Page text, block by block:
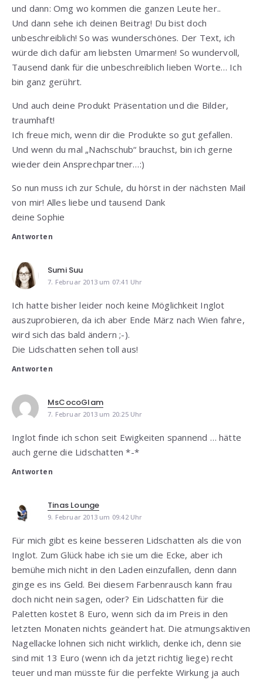
und dann: Omg wo kommen die ganzen Leute her..
Und dann sehe ich deinen Beitrag! Du bist doch
unbeschreiblich! So was wunderschönes. Der Text, ich
würde dich dafür am liebsten Umarmen! So wundervoll,
Tausend dank für die unbeschreiblich lieben Worte… Ich
bin ganz gerührt.
Und auch deine Produkt Präsentation und die Bilder,
traumhaft!
Ich freue mich, wenn dir die Produkte so gut gefallen.
Und wenn du mal „Nachschub“ brauchst, bin ich gerne
wieder dein Ansprechpartner…:)
So nun muss ich zur Schule, du hörst in der nächsten Mail
von mir! Alles liebe und tausend Dank
deine Sophie
Antworten
Sumi Suu
7. Februar 2013 um 07:41 Uhr
Ich hatte bisher leider noch keine Möglichkeit Inglot
auszuprobieren, da ich aber Ende März nach Wien fahre,
wird sich das bald ändern ;-).
Die Lidschatten sehen toll aus!
Antworten
MsCocoGlam
7. Februar 2013 um 20:25 Uhr
Inglot finde ich schon seit Ewigkeiten spannend … hätte
auch gerne die Lidschatten *-*
Antworten
Tinas Lounge
9. Februar 2013 um 09:42 Uhr
Für mich gibt es keine besseren Lidschatten als die von
Inglot. Zum Glück habe ich sie um die Ecke, aber ich
bemühe mich nicht in den Laden einzufallen, denn dann
ginge es ins Geld. Bei diesem Farbenrausch kann frau
doch nicht nein sagen, oder? Ein Lidschatten für die
Paletten kostet 8 Euro, wenn sich da im Preis in den
letzten Monaten nichts geändert hat. Die atmungsaktiven
Nagellacke lohnen sich nicht wirklich, denke ich, denn sie
sind mit 13 Euro (wenn ich da jetzt richtig liege) recht
teuer und man müsste für die perfekte Wirkung ja auch